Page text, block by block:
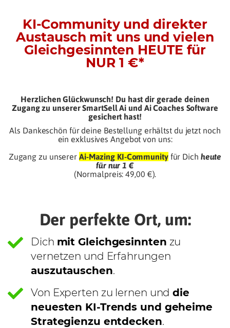
KI-Community und direkter
Austausch mit uns und vielen
Gleichgesinnten HEUTE für
NUR 1 €*
Herzlichen Glückwunsch! Du hast dir gerade deinen
Zugang zu unserer SmartSell Ai und Ai Coaches Software
gesichert hast!
Als Dankeschön für deine Bestellung erhältst du jetzt noch
ein exklusives Angebot von uns:
Zugang zu unserer Ai-Mazing KI-Communityfür Dich heute
für nur 1 €
(Normalpreis: 49,00 €).
Der perfekte Ort, um:
Dich mit Gleichgesinnten zu
vernetzen und Erfahrungen
auszutauschen.
Von Experten zu lernen unddie
neuesten KI-Trends und geheime
Strategienzu entdecken.